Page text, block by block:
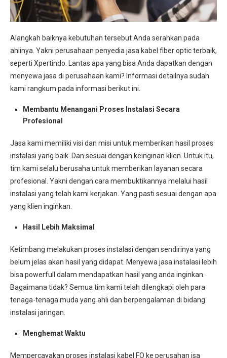
Alangkah baiknya kebutuhan tersebut Anda serahkan pada
ahlinya. Yakni perusahaan penyedia jasa kabel fiber optic terbaik,
seperti Xpertindo. Lantas apa yang bisa Anda dapatkan dengan
menyewa jasa di perusahaan kami? Informasi detailnya sudah
kami rangkum pada informasi berikut ini.
Membantu Menangani Proses Instalasi Secara
Profesional
Jasa kami memiliki visi dan misi untuk memberikan hasil proses
instalasi yang baik. Dan sesuai dengan keinginan klien. Untuk itu,
tim kami selalu berusaha untuk memberikan layanan secara
profesional. Yakni dengan cara membuktikannya melalui hasil
instalasi yang telah kami kerjakan. Yang pasti sesuai dengan apa
yang klien inginkan.
Hasil Lebih Maksimal
Ketimbang melakukan proses instalasi dengan sendirinya yang
belum jelas akan hasil yang didapat. Menyewa jasa instalasi lebih
bisa powerfull dalam mendapatkan hasil yang anda inginkan.
Bagaimana tidak? Semua tim kami telah dilengkapi oleh para
tenaga-tenaga muda yang ahli dan berpengalaman di bidang
instalasi jaringan.
Menghemat Waktu
Mempercayakan proses instalasi kabel FO ke perusahan jsa